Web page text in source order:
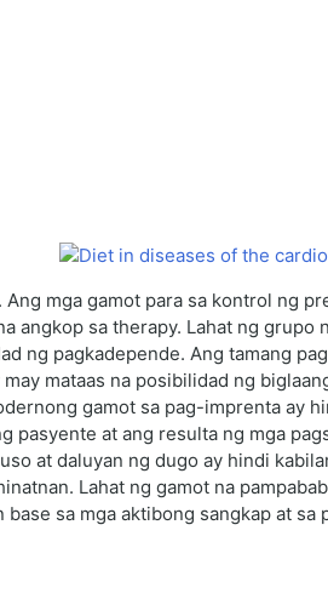
mga gamot para sa kontrol ng
angkop sa therapy. Lahat ng grupo
ng pagkadepende. Ang tamang
mataas na posibilidad ng
gamot sa pag-imprenta ay
pasyente at ang resulta ng mga
at daluyan ng dugo ay hindi
Lahat ng gamot na
sa mga aktibong sangkap at sa